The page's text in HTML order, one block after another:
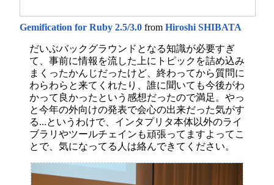
Gemification for Ruby 2.5/3.0 from Hiroshi SHIBATA
だいぶバックグラウンドとなる知識が必要すぎ
て、事前に情報を流した上にトピックを詰め込み
まくったかんじだったけど、終わってから質問に
わらわらと来てくれたり、誰に聞いても今後がわ
かって良かったという感想だったので満足。やっ
と今年の外向けの発表で会心の出来だった気がす
る...というわけで、インタプリタ本体以外のライ
ブラリやツールチェインも頑張ってますよってこ
とで、気になってる人は絡んできてください。